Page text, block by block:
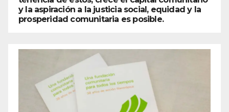
y la aspiración a la justicia social, equidad y la
prosperidad comunitaria es posible.